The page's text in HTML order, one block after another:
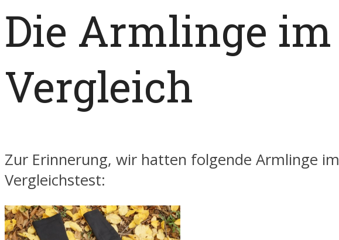
Die Armlinge im
Vergleich
Zur Erinnerung, wir hatten folgende Armlinge im
Vergleichstest: